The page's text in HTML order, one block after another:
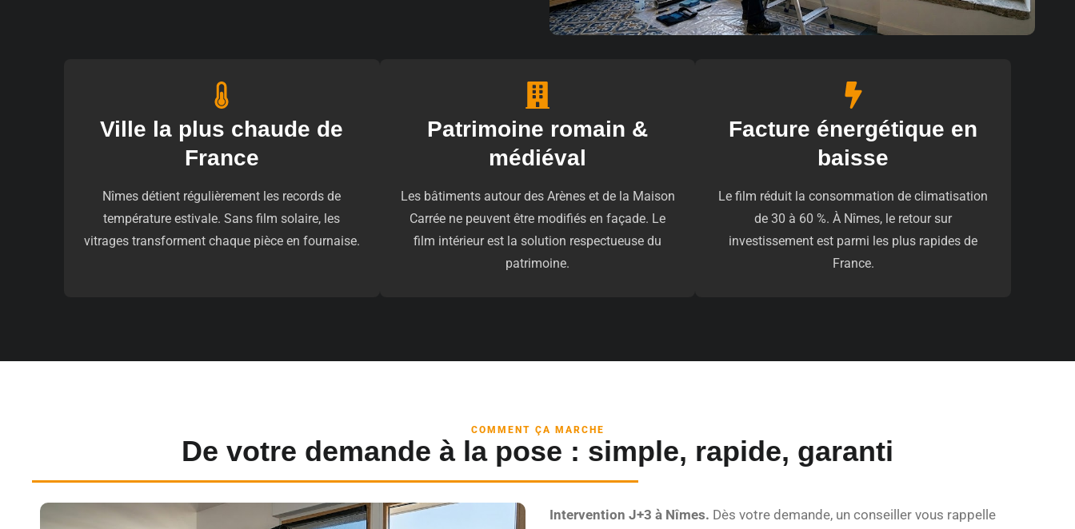
Ville la plus chaude de
France
Nîmes détient régulièrement les records de
température estivale. Sans film solaire, les
vitrages transforment chaque pièce en fournaise.
Patrimoine romain &
médiéval
Les bâtiments autour des Arènes et de la Maison
Carrée ne peuvent être modifiés en façade. Le
film intérieur est la solution respectueuse du
patrimoine.
Facture énergétique en
baisse
Le film réduit la consommation de climatisation
de 30 à 60 %. À Nîmes, le retour sur
investissement est parmi les plus rapides de
France.
COMMENT ÇA MARCHE
De votre demande à la pose : simple, rapide, garanti
Intervention J+3 à Nîmes. Dès votre demande, un conseiller vous rappelle